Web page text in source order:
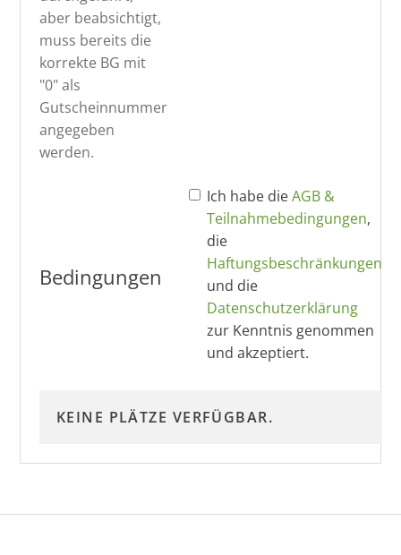
aber beabsichtigt,
muss bereits die
korrekte BG mit
"0" als
Gutscheinnummer
angegeben
werden.
Bedingungen
Ich habe dieAGB &
Teilnahmebedingungen,
die
Haftungsbeschränkungen
und die
Datenschutzerklärung
zur Kenntnis genommen
und akzeptiert.
KEINE PLÄTZE VERFÜGBAR.